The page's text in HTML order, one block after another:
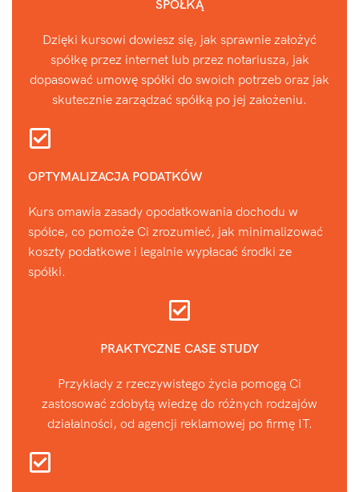
SPÓŁKĄ
Dzięki kursowi dowiesz się, jak sprawnie założyć
spółkę przez internet lub przez notariusza, jak
dopasować umowę spółki do swoich potrzeb oraz jak
skutecznie zarządzać spółką po jej założeniu.
OPTYMALIZACJA PODATKÓW
Kurs omawia zasady opodatkowania dochodu w
spółce, co pomoże Ci zrozumieć, jak minimalizować
koszty podatkowe i legalnie wypłacać środki ze
spółki.
PRAKTYCZNE CASE STUDY
Przykłady z rzeczywistego życia pomogą Ci
zastosować zdobytą wiedzę do różnych rodzajów
działalności, od agencji reklamowej po firmę IT.